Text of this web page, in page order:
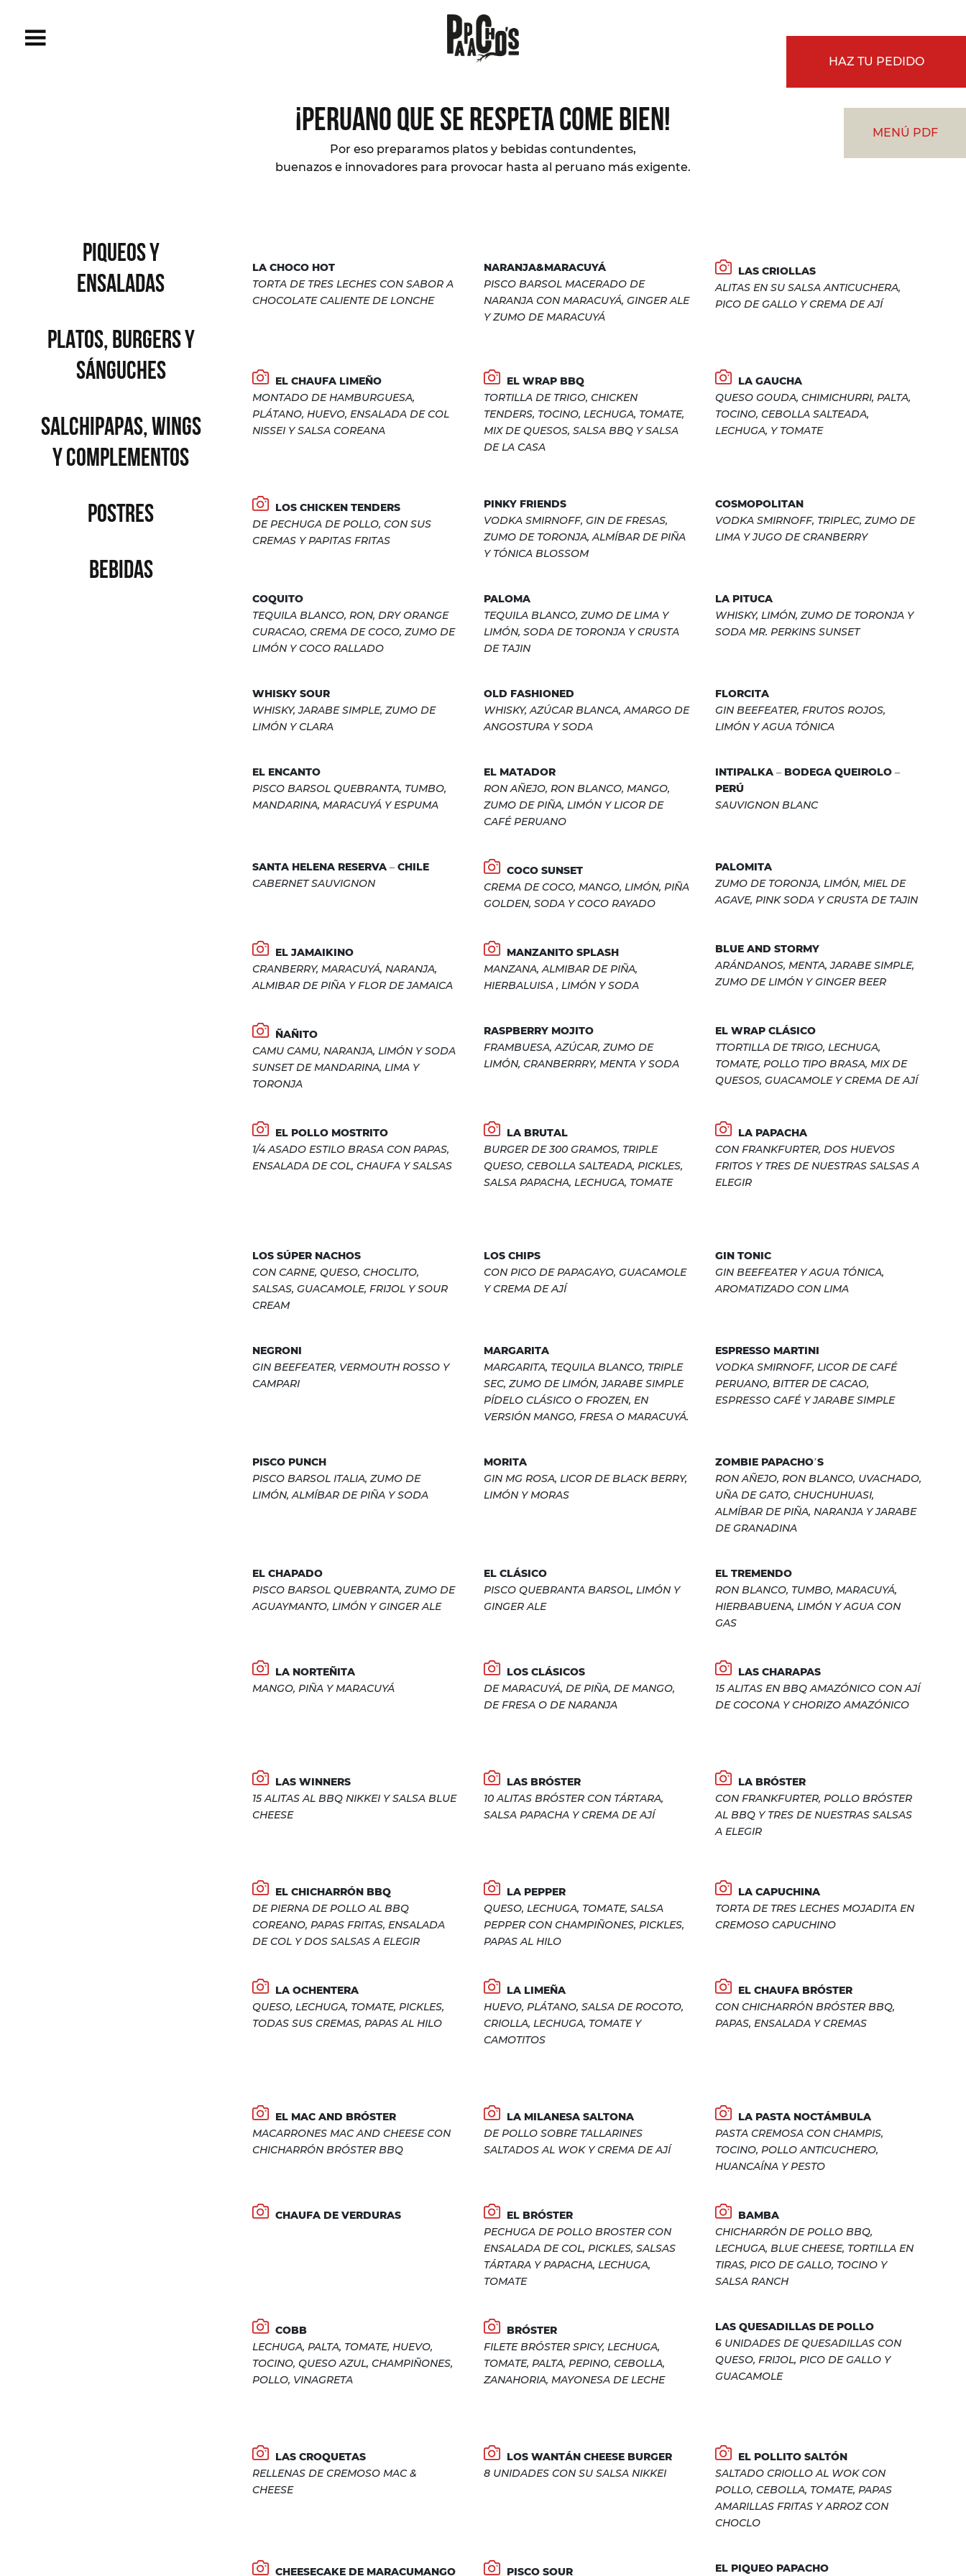
HAZ TU PEDIDO
MENÚ PDF
¡PERUANO QUE SE RESPETA COME BIEN!
Por eso preparamos platos y bebidas contundentes,
buenazos e innovadores para provocar hasta al peruano más exigente.
PIQUEOS Y
ENSALADAS
PLATOS, BURGERS Y
SÁNGUCHES
SALCHIPAPAS, WINGS
Y COMPLEMENTOS
POSTRES
BEBIDAS
LA CHOCO HOT
TORTA DE TRES LECHES CON SABOR A
CHOCOLATE CALIENTE DE LONCHE
NARANJA&MARACUYÁ
PISCO BARSOL MACERADO DE
NARANJA CON MARACUYÁ, GINGER ALE
Y ZUMO DE MARACUYÁ
LAS CRIOLLAS
ALITAS EN SU SALSA ANTICUCHERA,
PICO DE GALLO Y CREMA DE AJÍ
EL CHAUFA LIMEÑO
MONTADO DE HAMBURGUESA,
PLÁTANO, HUEVO, ENSALADA DE COL
NISSEI Y SALSA COREANA
EL WRAP BBQ
TORTILLA DE TRIGO, CHICKEN
TENDERS, TOCINO, LECHUGA, TOMATE,
MIX DE QUESOS, SALSA BBQ Y SALSA
DE LA CASA
LA GAUCHA
QUESO GOUDA, CHIMICHURRI, PALTA,
TOCINO, CEBOLLA SALTEADA,
LECHUGA, Y TOMATE
LOS CHICKEN TENDERS
DE PECHUGA DE POLLO, CON SUS
CREMAS Y PAPITAS FRITAS
PINKY FRIENDS
VODKA SMIRNOFF, GIN DE FRESAS,
ZUMO DE TORONJA, ALMÍBAR DE PIÑA
Y TÓNICA BLOSSOM
COSMOPOLITAN
VODKA SMIRNOFF, TRIPLEC, ZUMO DE
LIMA Y JUGO DE CRANBERRY
COQUITO
TEQUILA BLANCO, RON, DRY ORANGE
CURACAO, CREMA DE COCO, ZUMO DE
LIMÓN Y COCO RALLADO
PALOMA
TEQUILA BLANCO, ZUMO DE LIMA Y
LIMÓN, SODA DE TORONJA Y CRUSTA
DE TAJIN
LA PITUCA
WHISKY, LIMÓN, ZUMO DE TORONJA Y
SODA MR. PERKINS SUNSET
WHISKY SOUR
WHISKY, JARABE SIMPLE, ZUMO DE
LIMÓN Y CLARA
OLD FASHIONED
WHISKY, AZÚCAR BLANCA, AMARGO DE
ANGOSTURA Y SODA
FLORCITA
GIN BEEFEATER, FRUTOS ROJOS,
LIMÓN Y AGUA TÓNICA
EL ENCANTO
PISCO BARSOL QUEBRANTA, TUMBO,
MANDARINA, MARACUYÁ Y ESPUMA
EL MATADOR
RON AÑEJO, RON BLANCO, MANGO,
ZUMO DE PIÑA, LIMÓN Y LICOR DE
CAFÉ PERUANO
INTIPALKA – BODEGA QUEIROLO –
PERÚ
SAUVIGNON BLANC
SANTA HELENA RESERVA – CHILE
CABERNET SAUVIGNON
COCO SUNSET
CREMA DE COCO, MANGO, LIMÓN, PIÑA
GOLDEN, SODA Y COCO RAYADO
PALOMITA
ZUMO DE TORONJA, LIMÓN, MIEL DE
AGAVE, PINK SODA Y CRUSTA DE TAJIN
EL JAMAIKINO
CRANBERRY, MARACUYÁ, NARANJA,
ALMIBAR DE PIÑA Y FLOR DE JAMAICA
MANZANITO SPLASH
MANZANA, ALMIBAR DE PIÑA,
HIERBALUISA , LIMÓN Y SODA
BLUE AND STORMY
ARÁNDANOS, MENTA, JARABE SIMPLE,
ZUMO DE LIMÓN Y GINGER BEER
ÑAÑITO
CAMU CAMU, NARANJA, LIMÓN Y SODA
SUNSET DE MANDARINA, LIMA Y
TORONJA
RASPBERRY MOJITO
FRAMBUESA, AZÚCAR, ZUMO DE
LIMÓN, CRANBERRRY, MENTA Y SODA
EL WRAP CLÁSICO
TTORTILLA DE TRIGO, LECHUGA,
TOMATE, POLLO TIPO BRASA, MIX DE
QUESOS, GUACAMOLE Y CREMA DE AJÍ
EL POLLO MOSTRITO
1/4 ASADO ESTILO BRASA CON PAPAS,
ENSALADA DE COL, CHAUFA Y SALSAS
LA BRUTAL
BURGER DE 300 GRAMOS, TRIPLE
QUESO, CEBOLLA SALTEADA, PICKLES,
SALSA PAPACHA, LECHUGA, TOMATE
LA PAPACHA
CON FRANKFURTER, DOS HUEVOS
FRITOS Y TRES DE NUESTRAS SALSAS A
ELEGIR
LOS SÚPER NACHOS
CON CARNE, QUESO, CHOCLITO,
SALSAS, GUACAMOLE, FRIJOL Y SOUR
CREAM
LOS CHIPS
CON PICO DE PAPAGAYO, GUACAMOLE
Y CREMA DE AJÍ
GIN TONIC
GIN BEEFEATER Y AGUA TÓNICA,
AROMATIZADO CON LIMA
NEGRONI
GIN BEEFEATER, VERMOUTH ROSSO Y
CAMPARI
MARGARITA
MARGARITA, TEQUILA BLANCO, TRIPLE
SEC, ZUMO DE LIMÓN, JARABE SIMPLE
PÍDELO CLÁSICO O FROZEN, EN
VERSIÓN MANGO, FRESA O MARACUYÁ.
ESPRESSO MARTINI
VODKA SMIRNOFF, LICOR DE CAFÉ
PERUANO, BITTER DE CACAO,
ESPRESSO CAFÉ Y JARABE SIMPLE
PISCO PUNCH
PISCO BARSOL ITALIA, ZUMO DE
LIMÓN, ALMÍBAR DE PIÑA Y SODA
MORITA
GIN MG ROSA, LICOR DE BLACK BERRY,
LIMÓN Y MORAS
ZOMBIE PAPACHO’S
RON AÑEJO, RON BLANCO, UVACHADO,
UÑA DE GATO, CHUCHUHUASI,
ALMÍBAR DE PIÑA, NARANJA Y JARABE
DE GRANADINA
EL CHAPADO
PISCO BARSOL QUEBRANTA, ZUMO DE
AGUAYMANTO, LIMÓN Y GINGER ALE
EL CLÁSICO
PISCO QUEBRANTA BARSOL, LIMÓN Y
GINGER ALE
EL TREMENDO
RON BLANCO, TUMBO, MARACUYÁ,
HIERBABUENA, LIMÓN Y AGUA CON
GAS
LA NORTEÑITA
MANGO, PIÑA Y MARACUYÁ
LOS CLÁSICOS
DE MARACUYÁ, DE PIÑA, DE MANGO,
DE FRESA O DE NARANJA
LAS CHARAPAS
15 ALITAS EN BBQ AMAZÓNICO CON AJÍ
DE COCONA Y CHORIZO AMAZÓNICO
LAS WINNERS
15 ALITAS AL BBQ NIKKEI Y SALSA BLUE
CHEESE
LAS BRÓSTER
10 ALITAS BRÓSTER CON TÁRTARA,
SALSA PAPACHA Y CREMA DE AJÍ
LA BRÓSTER
CON FRANKFURTER, POLLO BRÓSTER
AL BBQ Y TRES DE NUESTRAS SALSAS
A ELEGIR
EL CHICHARRÓN BBQ
DE PIERNA DE POLLO AL BBQ
COREANO, PAPAS FRITAS, ENSALADA
DE COL Y DOS SALSAS A ELEGIR
LA PEPPER
QUESO, LECHUGA, TOMATE, SALSA
PEPPER CON CHAMPIÑONES, PICKLES,
PAPAS AL HILO
LA CAPUCHINA
TORTA DE TRES LECHES MOJADITA EN
CREMOSO CAPUCHINO
LA OCHENTERA
QUESO, LECHUGA, TOMATE, PICKLES,
TODAS SUS CREMAS, PAPAS AL HILO
LA LIMEÑA
HUEVO, PLÁTANO, SALSA DE ROCOTO,
CRIOLLA, LECHUGA, TOMATE Y
CAMOTITOS
EL CHAUFA BRÓSTER
CON CHICHARRÓN BRÓSTER BBQ,
PAPAS, ENSALADA Y CREMAS
EL MAC AND BRÓSTER
MACARRONES MAC AND CHEESE CON
CHICHARRÓN BRÓSTER BBQ
LA MILANESA SALTONA
DE POLLO SOBRE TALLARINES
SALTADOS AL WOK Y CREMA DE AJÍ
LA PASTA NOCTÁMBULA
PASTA CREMOSA CON CHAMPIS,
TOCINO, POLLO ANTICUCHERO,
HUANCAÍNA Y PESTO
CHAUFA DE VERDURAS
EL BRÓSTER
PECHUGA DE POLLO BROSTER CON
ENSALADA DE COL, PICKLES, SALSAS
TÁRTARA Y PAPACHA, LECHUGA,
TOMATE
BAMBA
CHICHARRÓN DE POLLO BBQ,
LECHUGA, BLUE CHEESE, TORTILLA EN
TIRAS, PICO DE GALLO, TOCINO Y
SALSA RANCH
COBB
LECHUGA, PALTA, TOMATE, HUEVO,
TOCINO, QUESO AZUL, CHAMPIÑONES,
POLLO, VINAGRETA
BRÓSTER
FILETE BRÓSTER SPICY, LECHUGA,
TOMATE, PALTA, PEPINO, CEBOLLA,
ZANAHORIA, MAYONESA DE LECHE
LAS QUESADILLAS DE POLLO
6 UNIDADES DE QUESADILLAS CON
QUESO, FRIJOL, PICO DE GALLO Y
GUACAMOLE
LAS CROQUETAS
RELLENAS DE CREMOSO MAC &
CHEESE
LOS WANTÁN CHEESE BURGER
8 UNIDADES CON SU SALSA NIKKEI
EL POLLITO SALTÓN
SALTADO CRIOLLO AL WOK CON
POLLO, CEBOLLA, TOMATE, PAPAS
AMARILLAS FRITAS Y ARROZ CON
CHOCLO
CHEESECAKE DE MARACUMANGO PISCO SOUR EL PIQUEO PAPACHO